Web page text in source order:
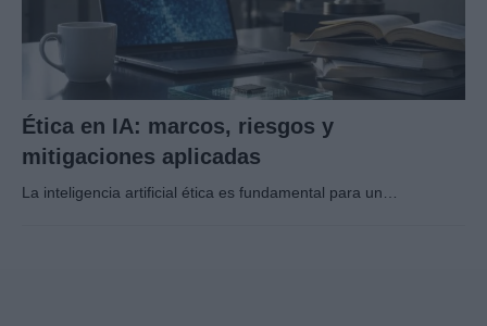
Ética en IA: marcos, riesgos y
mitigaciones aplicadas
La inteligencia artificial ética es fundamental para un…